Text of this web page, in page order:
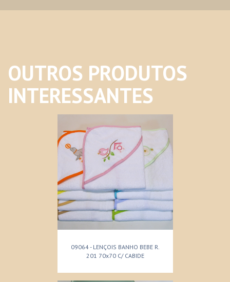
OUTROS PRODUTOS
INTERESSANTES
09064 - LENÇOIS BANHO BEBE R.
201 70x70 C/ CABIDE